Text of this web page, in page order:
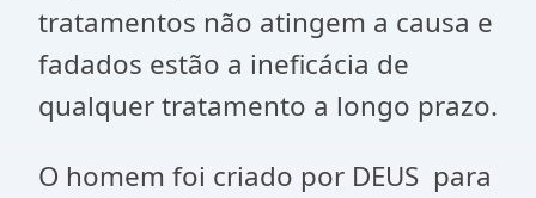
tratamentos não atingem a causa e
fadados estão a ineficácia de
qualquer tratamento a longo prazo.
O homem foi criado por DEUS para